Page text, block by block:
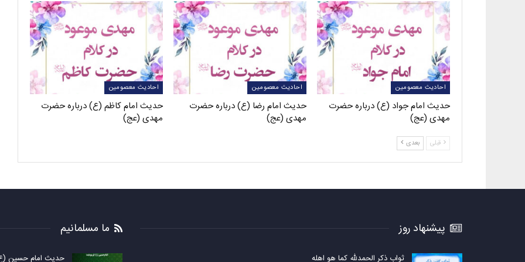
احادیث معصومین
حدیث امام جواد (ع) درباره حضرت
مهدی (عج)
احادیث معصومین
حدیث امام رضا (ع) درباره حضرت
مهدی (عج)
احادیث معصومین
حدیث امام کاظم (ع) درباره حضرت
مهدی (عج)
قبلی بعدی
پیشنهاد روز
ثواب ذکر الحمدلله کما هو اهله
ما مسلمانیم
حدیث امام حسین (ع)